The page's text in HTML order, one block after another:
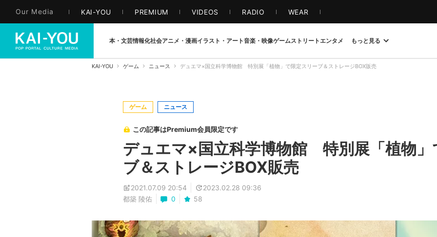
Our Media KAI-YOU PREMIUM VIDEOS RADIO WEAR
本・文芸情報化社会アニメ・漫画イラスト・アート音楽・映像ゲームストリート エンタメ もっと見る
KAI-YOU ゲーム ニュース デュエマ×国立科学博物館 特別展「植物」で限定スリーブ＆ストレージBOX販売
ゲーム ニュース
この記事はPremium会員限定です
デュエマ×国立科学博物館 特別展「植物」
ブ＆ストレージBOX販売
2021.07.09 20:54
2023.02.28 09:36
都築 陵佑
0 58